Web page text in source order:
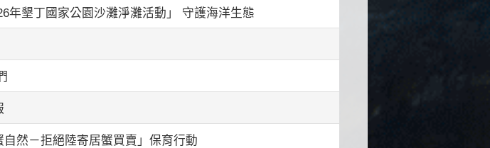
年墾丁國家公園沙灘淨灘活動」 守護海洋生態
然－拒絕陸寄居蟹買賣」保育行動